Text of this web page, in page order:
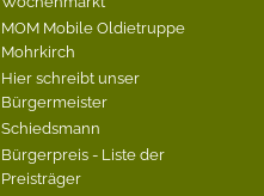
MOM Mobile Oldietruppe
Mohrkirch
Hier schreibt unser
Bürgermeister
Schiedsmann
Bürgerpreis - Liste der
Preisträger